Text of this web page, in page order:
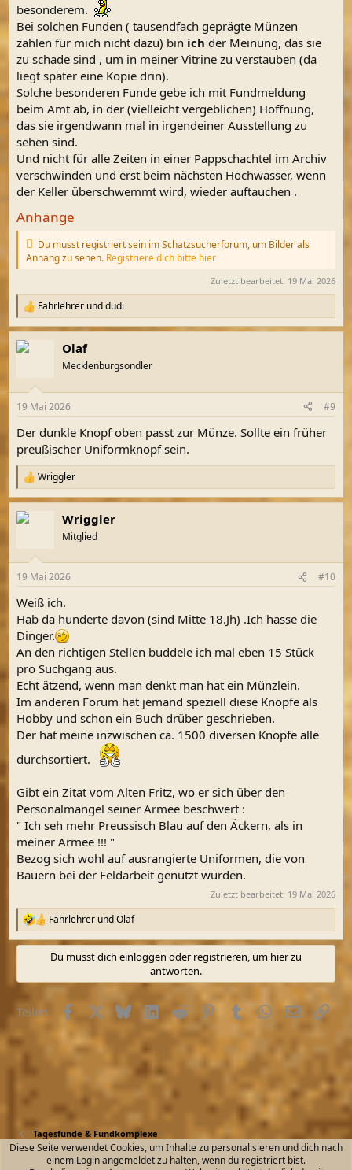
besonderem.
Bei solchen Funden ( tausendfach geprägte Münzen
zählen für mich nicht dazu) bin ichder Meinung, das sie
zu schade sind , um in meiner Vitrine zu verstauben (da
liegt später eine Kopie drin).
Solche besonderen Funde gebe ich mit Fundmeldung
beim Amt ab, in der (vielleicht vergeblichen) Hoffnung,
das sie irgendwann mal in irgendeiner Ausstellung zu
sehen sind.
Und nicht für alle Zeiten in einer Pappschachtel im Archiv
verschwinden und erst beim nächsten Hochwasser, wenn
der Keller überschwemmt wird, wieder auftauchen .
Anhänge
Du musst registriert sein im Schatzsucherforum, um Bilder als
Anhang zu sehen. Registriere dich bitte hier
Zuletzt bearbeitet: 19 Mai 2026
R
e
a
k
e
:
Fahrlehrer unddudi
Olaf
Mecklenburgsondler
19 Mai 2026 #9
Der dunkle Knopf oben passt zur Münze. Sollte ein früher
preußischer Uniformknopf sein.
R
e
a
k
e
:
Wriggler
Wriggler
Mitglied
19 Mai 2026 #10
Weiß ich.
Hab da hunderte davon (sind Mitte 18.Jh) .Ich hasse die
Dinger.
An den richtigen Stellen buddele ich mal eben 15 Stück
pro Suchgang aus.
Echt ätzend, wenn man denkt man hat ein Münzlein.
Im anderen Forum hat jemand speziell diese Knöpfe als
Hobby und schon ein Buch drüber geschrieben.
Der hat meine inzwischen ca. 1500 diversen Knöpfe alle
durchsortiert.
Gibt ein Zitat vom Alten Fritz, wo er sich über den
Personalmangel seiner Armee beschwert :
" Ich seh mehr Preussisch Blau auf den Äckern, als in
meiner Armee !!! "
Bezog sich wohl auf ausrangierte Uniformen, die von
Bauern bei der Feldarbeit genutzt wurden.
Zuletzt bearbeitet: 19 Mai 2026
R
e
a
i
o
n
Fahrlehrer undOlaf
Du musst dich einloggen oder registrieren, um hier zu
antworten.
Teilen: FacebookX (Twitter)
BlueskyLinkedInReddit PinterestTumblrWhatsApp
E-MailLink
Tagesfunde & Fundkomplexe
Diese Seite verwendet Cookies, um Inhalte zu personalisieren und dich nach
einem Login angemeldet zu halten, wenn du registriert bist.